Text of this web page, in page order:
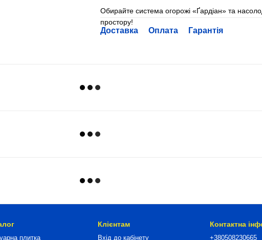
Обирайте система огорожі «Ґардіан» та
простору!
Доставка Оплата Гарантія
плитка
Клієнтам
Вхід до кабінету
Контактна
+380508230665